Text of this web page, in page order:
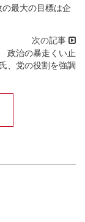
最大の目標は企
政治の暴走くい止
、党の役割を強調